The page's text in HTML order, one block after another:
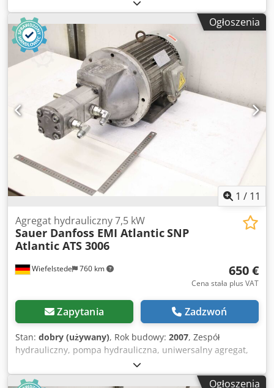
ciśnienie, cylinder hydrauliczny do gilotyny - Cylinder
hydrauliczny: z gilotyny Atlantic ATS 3006 Dodpfxoyghdve
Aqqokr - Tłoczysko: Ø 50 mm - Skok: 220 mm - Mocowanie:
Ø50 mm - Rozstaw otworów: wsunięty 555 mm - Wymiary:
675/140/196 mm - Waga: 37,3 kg
Ogłoszenia
1 / 11
Wiefelstede 760 km
Agregat hydrauliczny 7,5 kW
Sauer Danfoss EMI AtlanticSNP
Atlantic ATS 3006
650 €
Cena stała plus VAT
Zapytania Zadzwoń
Stan: dobry (używany), Rok budowy: 2007, Zespół
hydrauliczny, pompa hydrauliczna, uniwersalny agregat,
stacja hydrauliczna -Producent: Sauer Sundstrand, agregat
hydrauliczny z gilotyny do blach Atlantic ATS 3006 Dkodpfx
Ogłoszenia